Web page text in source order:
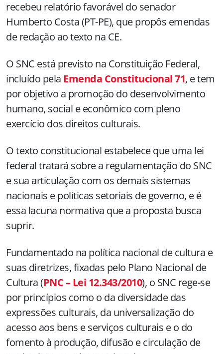
recebeu relatório favorável do senador
Humberto Costa (PT-PE), que propôs emendas
de redação ao texto na CE.
O SNC está previsto na Constituição Federal,
incluído pela Emenda Constitucional 71, e tem
por objetivo a promoção do desenvolvimento
humano, social e econômico com pleno
exercício dos direitos culturais.
O texto constitucional estabelece que uma lei
federal tratará sobre a regulamentação do SNC
e sua articulação com os demais sistemas
nacionais e políticas setoriais de governo, e é
essa lacuna normativa que a proposta busca
suprir.
Fundamentado na política nacional de cultura e
suas diretrizes, fixadas pelo Plano Nacional de
Cultura (PNC – Lei 12.343/2010), o SNC rege-se
por princípios como o da diversidade das
expressões culturais, da universalização do
acesso aos bens e serviços culturais e o do
fomento à produção, difusão e circulação de